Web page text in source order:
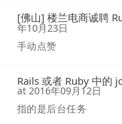
[佛山] 楼兰电商诚聘
年10月23日
手动点赞
Rails 或者 Ruby 中的
at 2016年09月12日
指的是后台任务